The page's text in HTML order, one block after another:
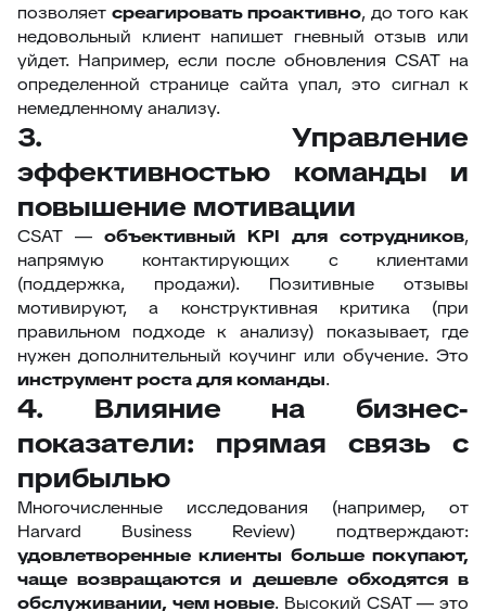
позволяет среагировать проактивно, до того как
недовольный клиент напишет гневный отзыв или
уйдет. Например, если после обновления CSAT на
определенной странице сайта упал, это сигнал к
немедленному анализу.
3. Управление
эффективностью команды и
повышение мотивации
CSAT — объективный KPI для сотрудников,
напрямую контактирующих с клиентами
(поддержка, продажи). Позитивные отзывы
мотивируют, а конструктивная критика (при
правильном подходе к анализу) показывает, где
нужен дополнительный коучинг или обучение. Это
инструмент роста для команды.
4. Влияние на бизнес-
показатели: прямая связь с
прибылью
Многочисленные исследования (например, от
Harvard Business Review) подтверждают:
удовлетворенные клиенты больше покупают,
чаще возвращаются и дешевле обходятся в
обслуживании, чем новые. Высокий CSAT — это